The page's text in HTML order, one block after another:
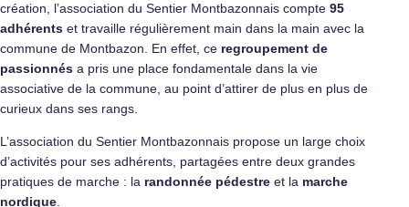
création, l’association du Sentier Montbazonnais compte 95
adhérents et travaille régulièrement main dans la main avec la
commune de Montbazon. En effet, ce regroupement de
passionnés a pris une place fondamentale dans la vie
associative de la commune, au point d’attirer de plus en plus de
curieux dans ses rangs.
L’association du Sentier Montbazonnais propose un large choix
d’activités pour ses adhérents, partagées entre deux grandes
pratiques de marche : la randonnée pédestre et la marche
nordique.